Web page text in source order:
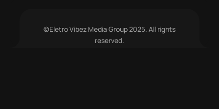
©Eletro Vibez Media Group 2025. All rights
reserved.